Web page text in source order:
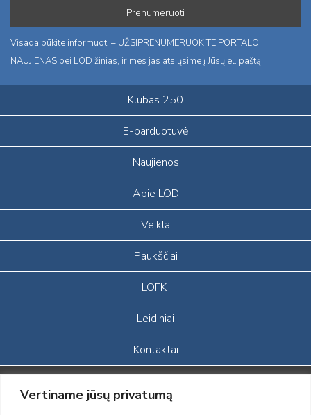
Vertiname jūsų privatumą
Visada būkite informuoti – UŽSIPRENUMERUOKITE PORTALO
NAUJIENAS bei LOD žinias, ir mes jas atsiųsime į Jūsų el. paštą.
Klubas 250
E-parduotuvė
Naujienos
Apie LOD
Veikla
Paukščiai
LOFK
Leidiniai
Kontaktai
Portalas sukurtas įgyvendinant Lietuvos Respublikos, Europos
ekonominės erdvės ir Norvegijos finansinių mechanizmų iš dalies